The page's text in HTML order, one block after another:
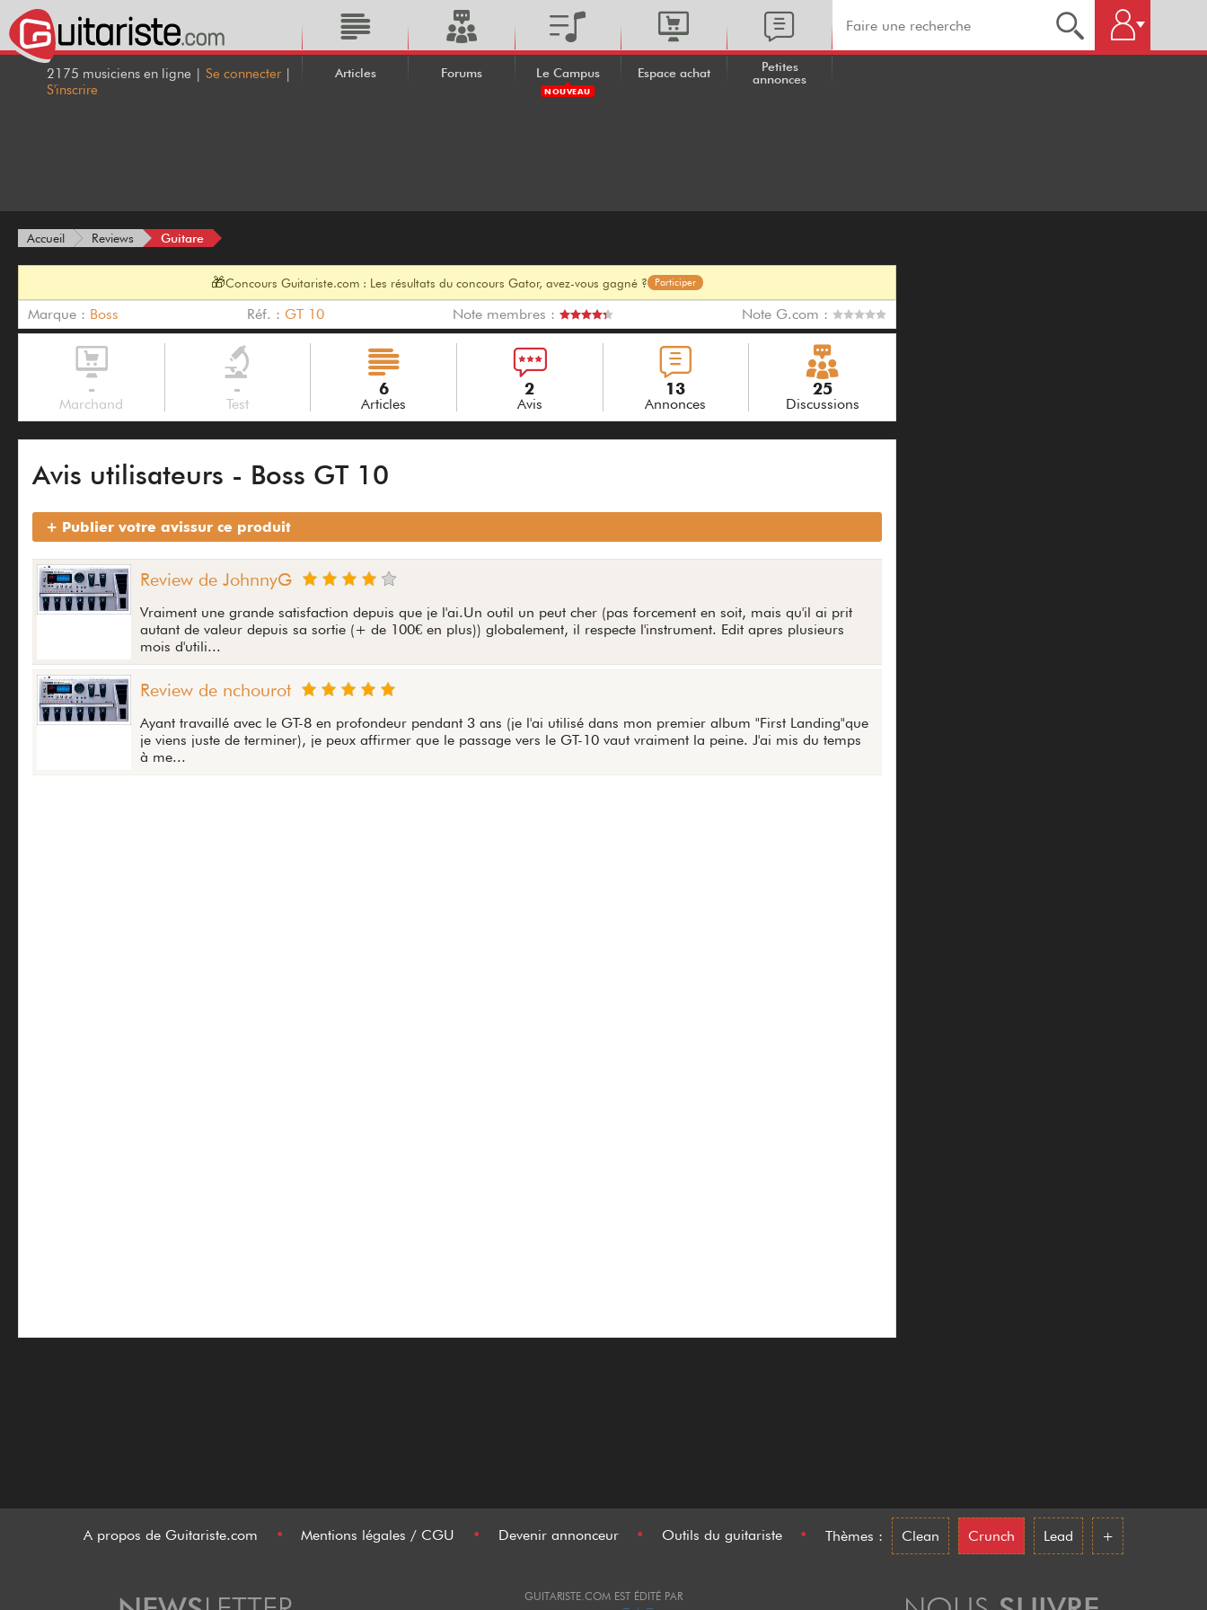
2175 musiciens en ligne | Se connecter |
S'inscrire
Articles Forums Le Campus
NOUVEAU
Espace achat
Petites
annonces
Accueil Reviews Guitare
🎁Concours Guitariste.com : Les résultats du concours Gator, avez-vous gagné ? Participer
Marque : Boss Réf. : GT 10 Note membres : Note G.com :
-
Marchand
-
Test
6
Articles
2
Avis
13
Annonces
25
Discussions
Avis utilisateurs - Boss GT 10
+ Publier votre avissur ce produit
Review de JohnnyG
Vraiment une grande satisfaction depuis que je l'ai.Un outil un peut cher (pas forcement en soit, mais qu'il ai prit
autant de valeur depuis sa sortie (+ de 100€ en plus)) globalement, il respecte l'instrument. Edit apres plusieurs
mois d'utili...
Review de nchourot
Ayant travaillé avec le GT-8 en profondeur pendant 3 ans (je l'ai utilisé dans mon premier album "First Landing"que
je viens juste de terminer), je peux affirmer que le passage vers le GT-10 vaut vraiment la peine. J'ai mis du temps
à me...
A propos de Guitariste.com • Mentions légales / CGU • Devenir annonceur • Outils du guitariste • Thèmes : Clean Crunch Lead +
GUITARISTE.COM EST ÉDITÉ PAR